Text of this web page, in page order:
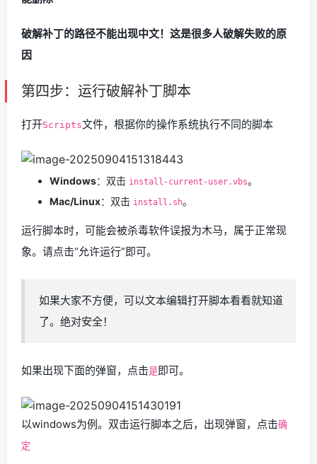
破解补丁的路径不能出现中文！这是很多人破解失败的原
因
第四步：运行破解补丁脚本
打开Scripts文件，根据你的操作系统执行不同的脚本
Windows：双击 install-current-user.vbs。
Mac/Linux：双击 install.sh。
运行脚本时，可能会被杀毒软件误报为木马，属于正常现
象。请点击“允许运行”即可。
如果大家不方便，可以文本编辑打开脚本看看就知道
了。绝对安全！
如果出现下面的弹窗，点击是即可。
以windows为例。双击运行脚本之后，出现弹窗，点击确
定